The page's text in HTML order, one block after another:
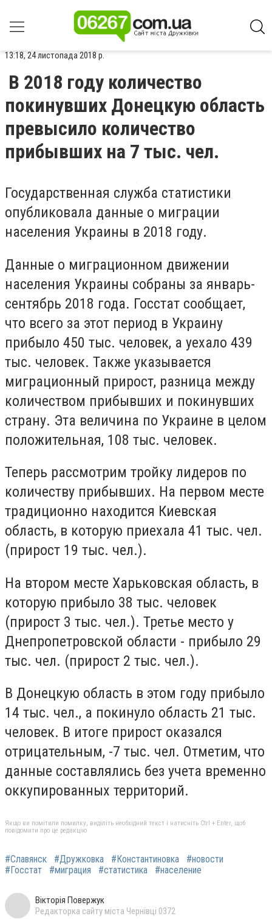
13:18, 24 листопада 2018 р.
В 2018 году количество
покинувших Донецкую область
превысило количество
прибывших на 7 тыс. чел.
Государственная служба статистики
опубликовала данные о миграции
населения Украины в 2018 году.
Данные о миграционном движении
населения Украины собраны за январь-
сентябрь 2018 года. Госстат сообщает,
что всего за этот период в Украину
прибыло 450 тыс. человек, а уехало 439
тыс. человек. Также указывается
миграционный прирост, разница между
количеством прибывших и покинувших
страну. Эта величина по Украине в целом
положительная, 108 тыс. человек.
Теперь рассмотрим тройку лидеров по
количеству прибывших. На первом месте
традиционно находится Киевская
область, в которую приехала 41 тыс. чел.
(прирост 19 тыс. чел.).
На втором месте Харьковская область, в
которую прибыло 38 тыс. человек
(прирост 3 тыс. чел.). Третье место у
Днепропетровской области - прибыло 29
тыс. чел. (прирост 2 тыс. чел.).
В Донецкую область в этом году прибыло
14 тыс. чел., а покинуло область 21 тыс.
человек. В итоге прирост оказался
отрицательным, -7 тыс. чел. Отметим, что
данные составлялись без учета временно
оккупированных территорий.
Якщо ви помітили помилку, виділіть необхідний текст і натисніть Ctrl + Enter, щоб
повідомити про це редакцію
#Славянск #Дружковка #Константиновка
#новости
#Госстат
#миграция #статистика #население
Вікторія Повержук
Редакторка сайту міста Чернівці 0372